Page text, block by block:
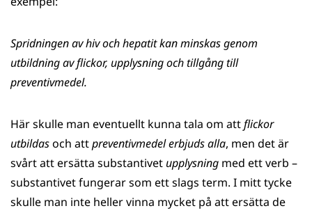
Spridningen av hiv och hepatit kan minskas genom
utbildning av flickor, upplysning och tillgång till
preventivmedel.
Här skulle man eventuellt kunna tala om attflickor
utbildasoch attpreventivmedel erbjuds alla, men det är
svårt att ersätta substantivet upplysning med ett verb –
substantivet fungerar som ett slags term. I mitt tycke
skulle man inte heller vinna mycket på att ersätta de